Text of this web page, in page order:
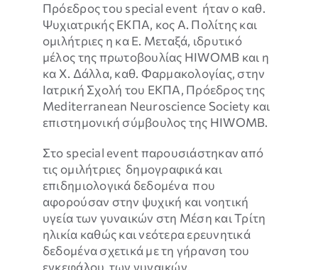
Πρόεδρος του special event ήταν ο καθ.
Ψυχιατρικής ΕΚΠΑ, κος Α. Πολίτης και
ομιλήτριες η κα Ε. Μεταξά, ιδρυτικό
μέλος της πρωτοβουλίας HIWOMB και η
κα Χ. Δάλλα, καθ. Φαρμακολογίας, στην
Ιατρική Σχολή του ΕΚΠΑ, Πρόεδρος της
Mediterranean Neuroscience Society και
επιστημονική σύμβουλος της HIWOMB.
Στο special event παρουσιάστηκαν από
τις ομιλήτριες δημογραφικά και
επιδημιολογικά δεδομένα που
αφορούσαν στην ψυχική και νοητική
υγεία των γυναικών στη Μέση και Τρίτη
ηλικία καθώς και νεότερα ερευνητικά
δεδομένα σχετικά με τη γήρανση του
εγκεφάλου των γυναικών.
της
ιστοσελίδας.
Εμπειρία
Για τη σωστή
λειτουργία
της
Εάν
απορρίψετε
τα
συγκεκριμένα
cookies
ορισμένες
λειτουργίες
της